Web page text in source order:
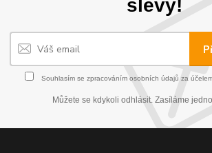
slevy!
Souhlasím se zpracováním osobních údajů za
Můžete se kdykoli odhlásit. Zasíláme